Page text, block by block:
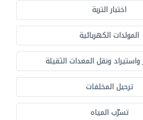
اختبار التربة
المولدات الكهربائية
واستيراد ونقل المعدات الثقيلة
ترحيل المخلفات
تسرّب المياه